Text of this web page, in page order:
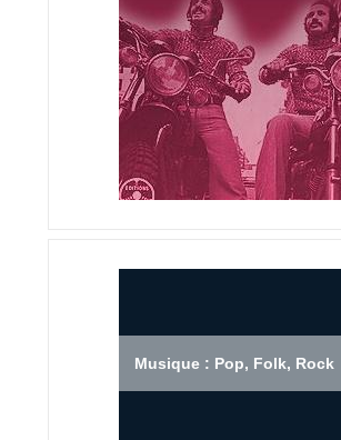
Musique : Pop, Folk, Rock